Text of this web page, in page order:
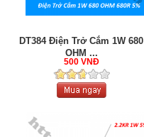
DT384 Điện Trở Cắm 1W 680
OHM ...
500 VNĐ